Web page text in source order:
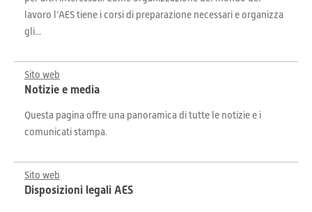
lavoro l’AES tiene i corsi di preparazione necessari e organizza
gli...
Sito web
Notizie e media
Questa pagina offre una panoramica di tutte le notizie e i
comunicati stampa.
Sito web
Disposizioni legali AES